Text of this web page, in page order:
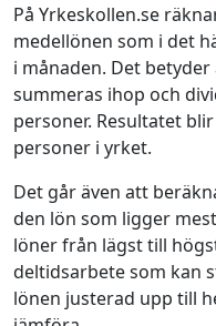
På Yrkeskollen.se
medellönen som i det
i månaden. Det
summeras ihop och
personer. Resultatet
personer i yrket.
Det går även att
den lön som ligger
löner från lägst till
deltidsarbete som kan
lönen justerad upp till